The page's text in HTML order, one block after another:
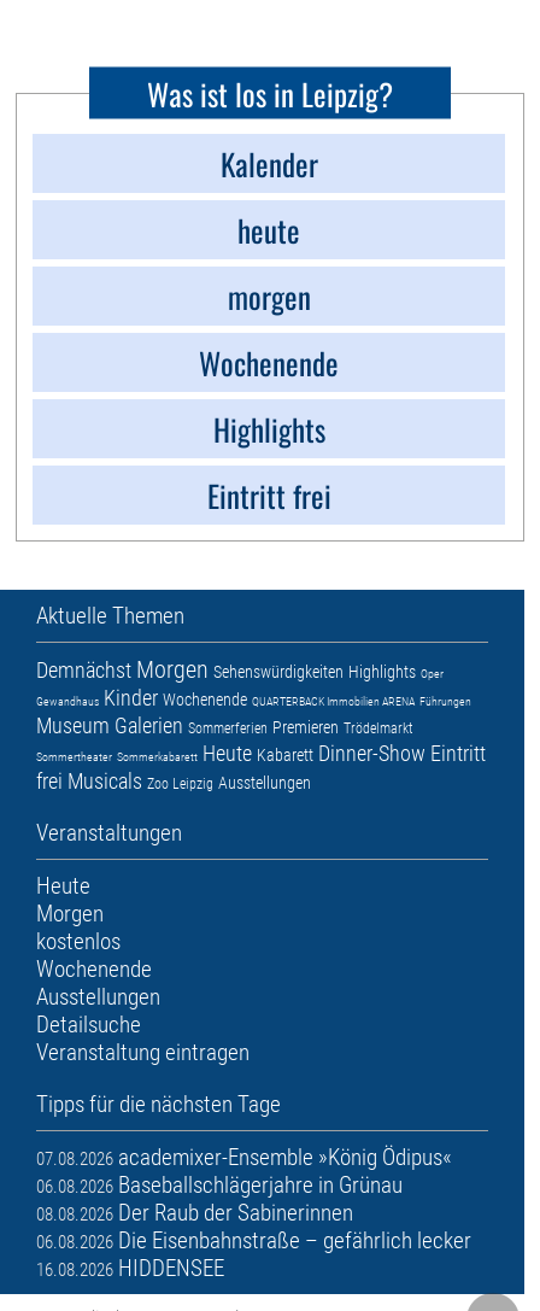
Was ist los in Leipzig?
Kalender
heute
morgen
Wochenende
Highlights
Eintritt frei
Aktuelle Themen
Demnächst Morgen Sehenswürdigkeiten Highlights Oper
Gewandhaus Kinder Wochenende QUARTERBACK Immobilien ARENA Führungen
Museum Galerien Sommerferien Premieren Trödelmarkt
Sommertheater Sommerkabarett Heute Kabarett Dinner-Show Eintritt
frei Musicals Zoo Leipzig Ausstellungen
Veranstaltungen
Heute
Morgen
kostenlos
Wochenende
Ausstellungen
Detailsuche
Veranstaltung eintragen
Tipps für die nächsten Tage
07.08.2026 academixer-Ensemble »König Ödipus«
06.08.2026 Baseballschlägerjahre in Grünau
08.08.2026 Der Raub der Sabinerinnen
06.08.2026 Die Eisenbahnstraße – gefährlich lecker
16.08.2026 HIDDENSEE